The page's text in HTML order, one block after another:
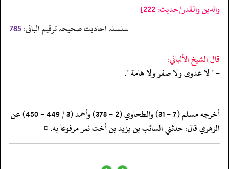
والدين والقدر/حدیث: 222]
سلسلہ احادیث صحیحہ ترقیم البانی: 785
قال الشيخ الألباني:
- " لا عدوى ولا صفر ولا هامة ".
‏‏‏‏_____________________
‏‏‏‏أخرجه مسلم (7 - 31) والطحاوي (2 - 378) وأحمد (3 / 449 - 450) عن
‏‏‏‏الزهري قال: حدثني السائب بن يزيد بن أخت نمر مرفوعا به. ¤